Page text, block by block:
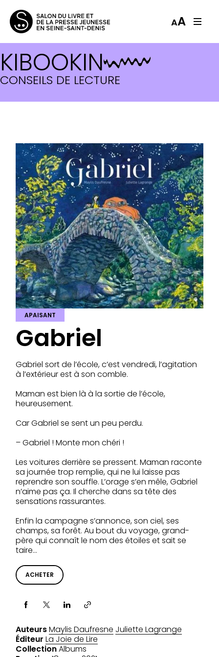
AA
KIBOOKIN
CONSEILS DE LECTURE
APAISANT
Gabriel
Gabriel sort de l’école, c’est vendredi, l’agitation
à l’extérieur est à son comble.
Maman est bien là à la sortie de l’école,
heureusement.
Car Gabriel se sent un peu perdu.
– Gabriel ! Monte mon chéri !
Les voitures derrière se pressent. Maman raconte
sa journée trop remplie, qui ne lui laisse pas
reprendre son souffle. L’orage s’en mêle, Gabriel
n’aime pas ça. Il cherche dans sa tête des
sensations rassurantes.
Enfin la campagne s’annonce, son ciel, ses
champs, sa forêt. Au bout du voyage, grand-
père qui connaît le nom des étoiles et sait se
taire…
ACHETER
Partager via
AuteursMaylis Daufresne Juliette Lagrange
Éditeur La Joie de Lire
CollectionAlbums